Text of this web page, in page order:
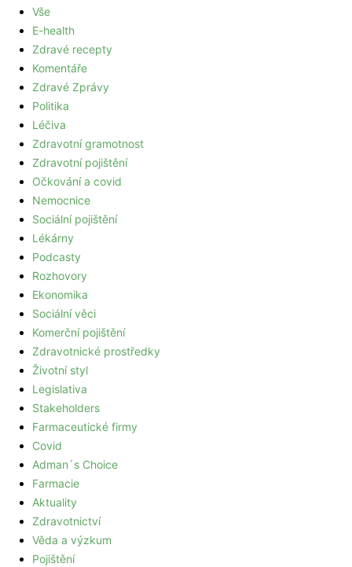
Vše
E-health
Zdravé recepty
Komentáře
Zdravé Zprávy
Politika
Léčiva
Zdravotní gramotnost
Zdravotní pojištění
Očkování a covid
Nemocnice
Sociální pojištění
Lékárny
Podcasty
Rozhovory
Ekonomika
Sociální věci
Komerční pojištění
Zdravotnické prostředky
Životní styl
Legislativa
Stakeholders
Farmaceutické firmy
Covid
Adman´s Choice
Farmacie
Aktuality
Zdravotnictví
Věda a výzkum
Pojištění